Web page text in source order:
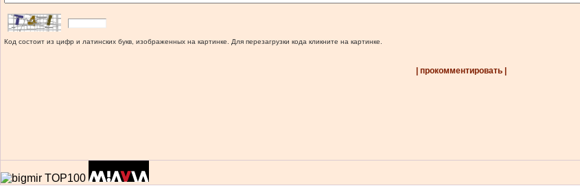
Код состоит из цифр и латинских букв, изображенных на картинке. Для перезагрузки кода кликните на картинке.
| прокомментировать |